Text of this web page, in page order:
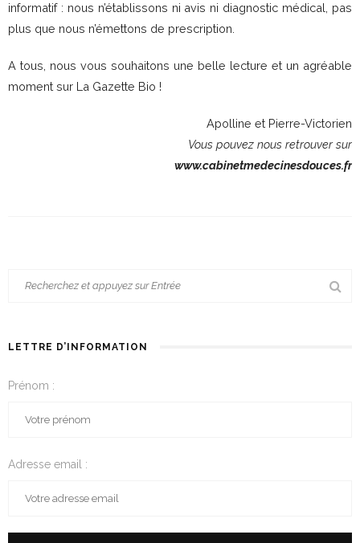
informatif : nous n’établissons ni avis ni diagnostic médical, pas
plus que nous n’émettons de prescription.
A tous, nous vous souhaitons une belle lecture et un agréable
moment sur La Gazette Bio !
Apolline et Pierre-Victorien
Vous pouvez nous retrouver sur
www.cabinetmedecinesdouces.fr
LETTRE D’INFORMATION
Prénom :
Adresse email :